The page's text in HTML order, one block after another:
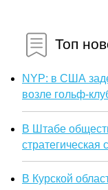
Топ
NYP: в США
возле гольф-
В Штабе
В Курской